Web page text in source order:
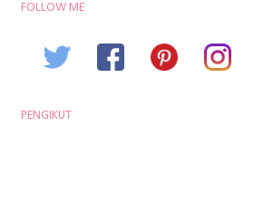
FOLLOW ME
PENGIKUT